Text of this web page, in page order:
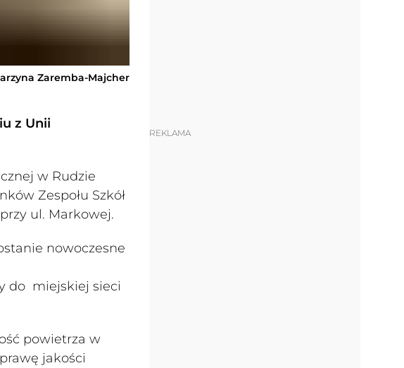
Zaremba-Majcher
z Unii
w Rudzie
Zespołu Szkół
ul. Markowej.
nowoczesne
do miejskiej sieci
powietrza w
jakości
REKLAMA